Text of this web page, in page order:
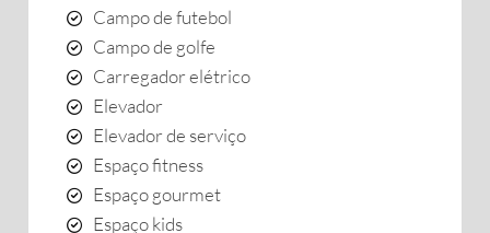
Campo de futebol
Campo de golfe
Carregador elétrico
Elevador
Elevador de serviço
Espaço fitness
Espaço gourmet
Espaço kids